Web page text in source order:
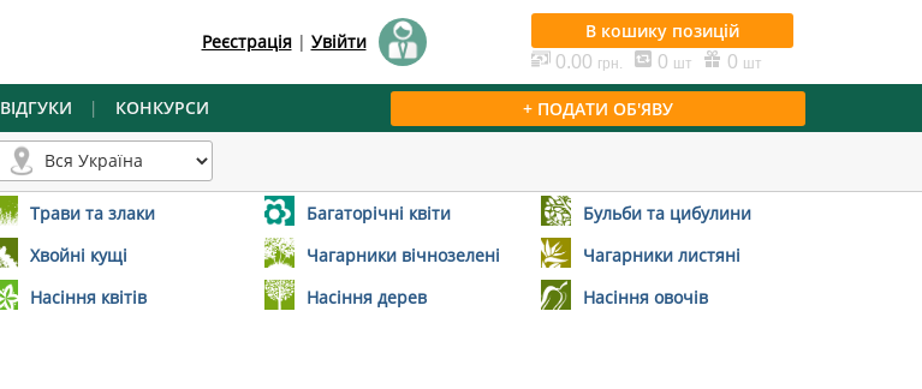
Реєстрація| Увійти В кошику позицій
0.00 грн. 0 шт 0 шт
ВІДГУКИ | КОНКУРСИ + ПОДАТИ ОБ'ЯВУ
Трави та злаки Багаторічні квіти
Бульби та цибулини
Хвойні кущі Чагарники вічнозелені
Чагарники листяні
Насіння квітів Насіння дерев
Насіння овочів